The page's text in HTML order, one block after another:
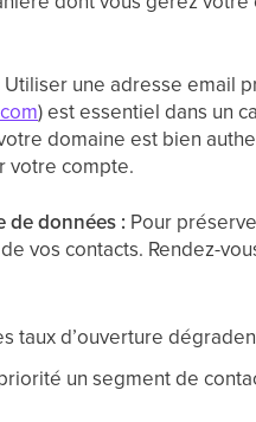
Utiliser une adresse email
) est essentiel dans un
domaine est bien
votre compte.
de données : Pour
vos contacts. Rendez-
taux d’ouverture
un segment de